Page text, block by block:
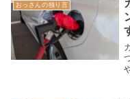
おっさんの独り言